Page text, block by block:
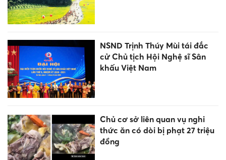
NSND Trịnh Thúy Mùi tái đắc
cử Chủ tịch Hội Nghệ sĩ Sân
khấu Việt Nam
Chủ cơ sở liên quan vụ nghi
thức ăn có dòi bị phạt 27 triệu
đồng